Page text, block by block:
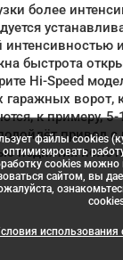
более
интенсивностью
быстрота
Hi-Speed
гаражных ворот,
к примеру, 5-
привод
поднятия
файлы cookies
cookies можно
сайтом, вы
использования